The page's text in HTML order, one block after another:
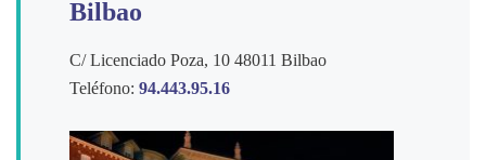
Bilbao
C/ Licenciado Poza, 10 48011 Bilbao
Teléfono: 94.443.95.16